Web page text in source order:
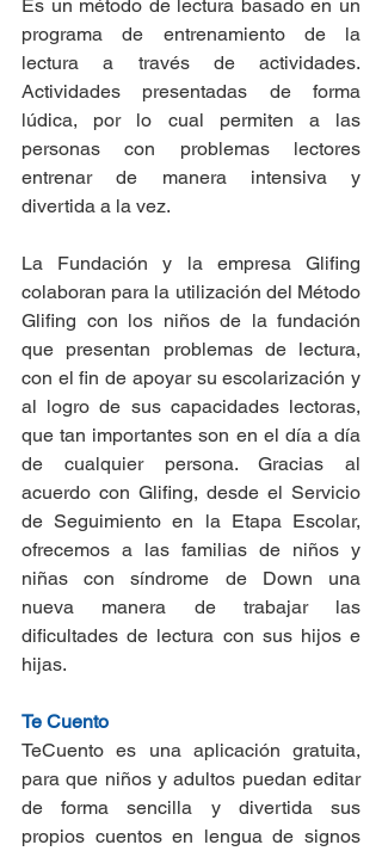
Es un método de lectura basado en un
programa de entrenamiento de la
lectura a través de actividades.
Actividades presentadas de forma
lúdica, por lo cual permiten a las
personas con problemas lectores
entrenar de manera intensiva y
divertida a la vez.
La Fundación y la empresa Glifing
colaboran para la utilización del Método
Glifing con los niños de la fundación
que presentan problemas de lectura,
con el fin de apoyar su escolarización y
al logro de sus capacidades lectoras,
que tan importantes son en el día a día
de cualquier persona. Gracias al
acuerdo con Glifing, desde el Servicio
de Seguimiento en la Etapa Escolar,
ofrecemos a las familias de niños y
niñas con síndrome de Down una
nueva manera de trabajar las
dificultades de lectura con sus hijos e
hijas.
Te Cuento
TeCuento es una aplicación gratuita,
para que niños y adultos puedan editar
de forma sencilla y divertida sus
propios cuentos en lengua de signos